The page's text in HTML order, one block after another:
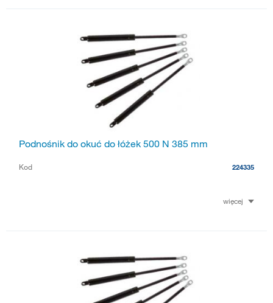
Podnośnik do okuć do łóżek 500 N 385 mm
Kod 224335
więcej